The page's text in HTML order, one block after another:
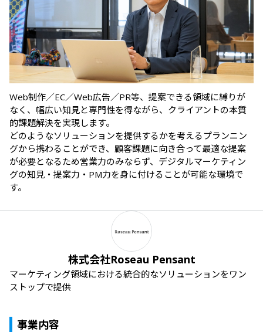
Web制作／EC／Web広告／PR等、提案できる領域に縛りが
なく、幅広い知見と専門性を得ながら、クライアントの本質
的課題解決を実現します。
どのようなソリューションを提供するかを考えるプランニン
グから携わることができ、顧客課題に向き合って最適な提案
が必要となるため営業力のみならず、デジタルマーケティン
グの知見・提案力・PM力を身に付けることが可能な環境で
す。
株式会社Roseau Pensant
マーケティング領域における統合的なソリューションをワン
ストップで提供
事業内容